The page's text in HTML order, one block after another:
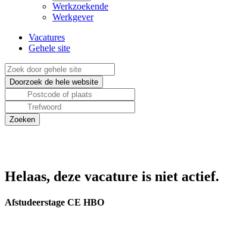
Werkzoekende
Werkgever
Vacatures
Gehele site
Helaas, deze vacature is niet actief.
Afstudeerstage CE HBO